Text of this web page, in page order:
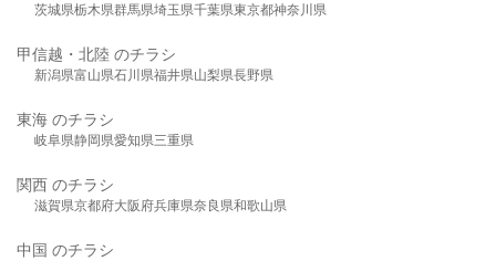
茨城県栃木県群馬県埼玉県千葉県東京都神奈川県
甲信越・北陸 のチラシ
新潟県富山県石川県福井県山梨県長野県
東海 のチラシ
岐阜県静岡県愛知県三重県
関西 のチラシ
滋賀県京都府大阪府兵庫県奈良県和歌山県
中国 のチラシ